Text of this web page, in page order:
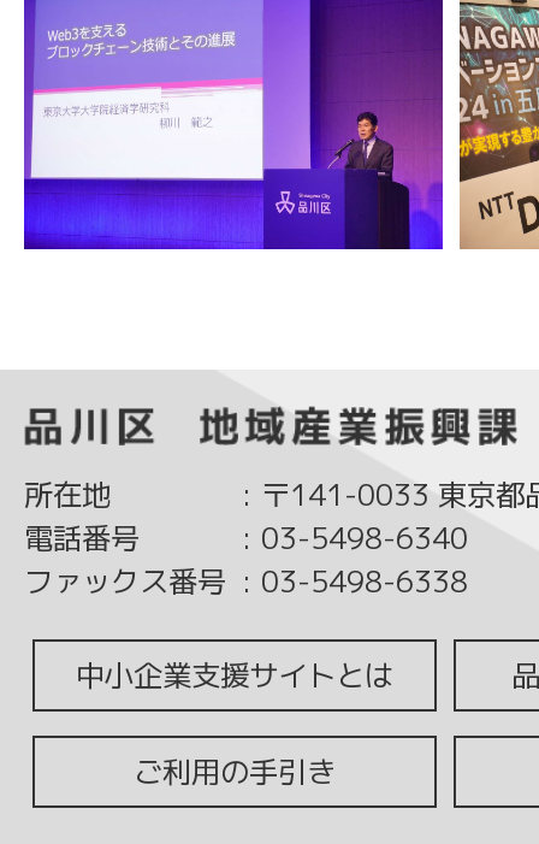
所在地 : 〒141-0033 東京都
電話番号
: 03-5498-6340
ファックス番号 : 03-5498-6338
中小企業支援サイトとは
ご利用の手引き